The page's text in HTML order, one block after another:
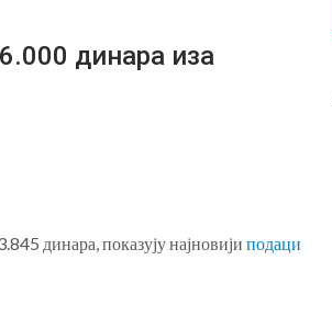
динара иза
динара, показују најновијиподаци